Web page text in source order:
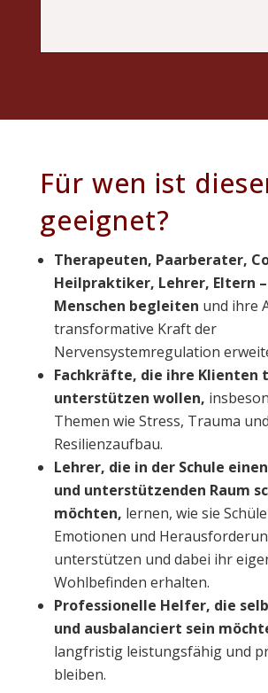
Für wen ist
geeignet?
Therapeuten, Paarberater,
Heilpraktiker, Lehrer, Eltern
Menschen begleiten und ihre
transformative Kraft der
Nervensystemregulation
Fachkräfte, die ihre
unterstützen wollen,
Themen wie Stress, Trauma und
Resilienzaufbau.
Lehrer, die in der Schule
und unterstützenden Raum
möchten, lernen, wie sie
Emotionen und
unterstützen und dabei ihr
Wohlbefinden erhalten.
Professionelle Helfer, die
und ausbalanciert sein
langfristig leistungsfähig und
bleiben.